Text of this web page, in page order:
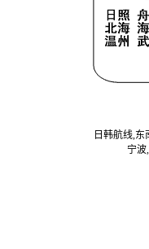
日韩航线,
宁波